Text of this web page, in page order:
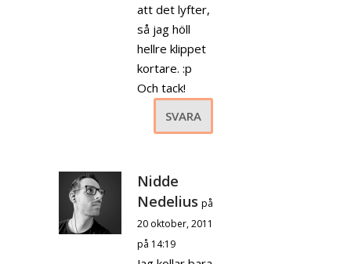
att det lyfter,
så jag höll
hellre klippet
kortare. :p
Och tack!
SVARA
Nidde
Nedelius på
20 oktober, 2011
på 14:19